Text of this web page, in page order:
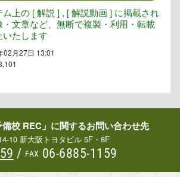
上の [ 解説 ] , [ 解説動画 ] に掲載され
文章など、無断で複製・利用・転載
たします
02月27日 13:01
備校 REC」に関するお問い合わせ先
10 新大阪トヨタビル 5F・8F
/ FAX 06-6885-1159